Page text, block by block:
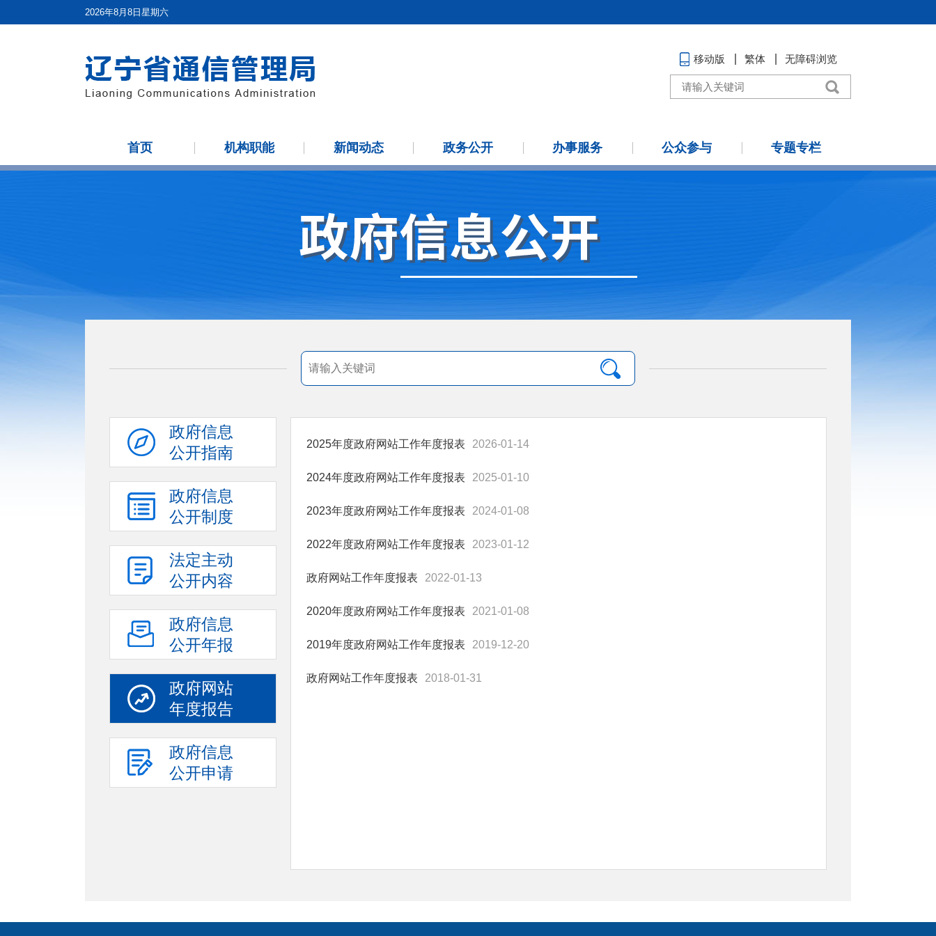
2026年8月8日星期六
移动版 繁体 无障碍浏览
首页 机构职能 新闻动态 政务公开 办事服务 公众参与 专题专栏
政府信息
公开指南
政府信息
公开制度
法定主动
公开内容
政府信息
公开年报
政府网站
年度报告
政府信息
公开申请
2025年度政府网站工作年度报表 2026-01-14
2024年度政府网站工作年度报表 2025-01-10
2023年度政府网站工作年度报表 2024-01-08
2022年度政府网站工作年度报表 2023-01-12
政府网站工作年度报表 2022-01-13
2020年度政府网站工作年度报表 2021-01-08
2019年度政府网站工作年度报表 2019-12-20
政府网站工作年度报表 2018-01-31